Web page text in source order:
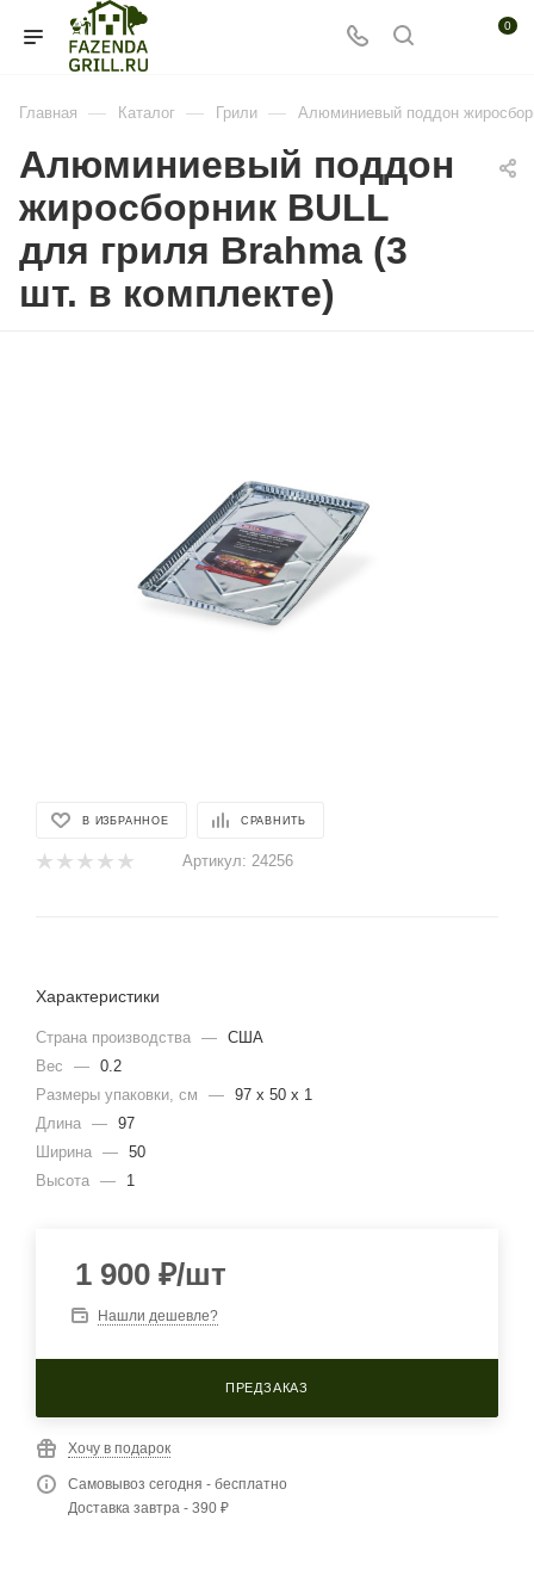
0
Главная — Каталог — Грили — Алюминиевый поддон
Алюминиевый поддон
жиросборник BULL
для гриля Brahma (3
шт. в комплекте)
В ИЗБРАННОЕ СРАВНИТЬ
Артикул: 24256
Характеристики
Страна производства — США
Вес
— 0.2
Размеры упаковки, cм
— 97 x 50 x 1
Длина — 97
Ширина — 50
Высота — 1
1 900 ₽/шт
Нашли дешевле?
ПРЕДЗАКАЗ
Хочу в подарок
Самовывоз сегодня - бесплатно
Доставка завтра - 390 ₽